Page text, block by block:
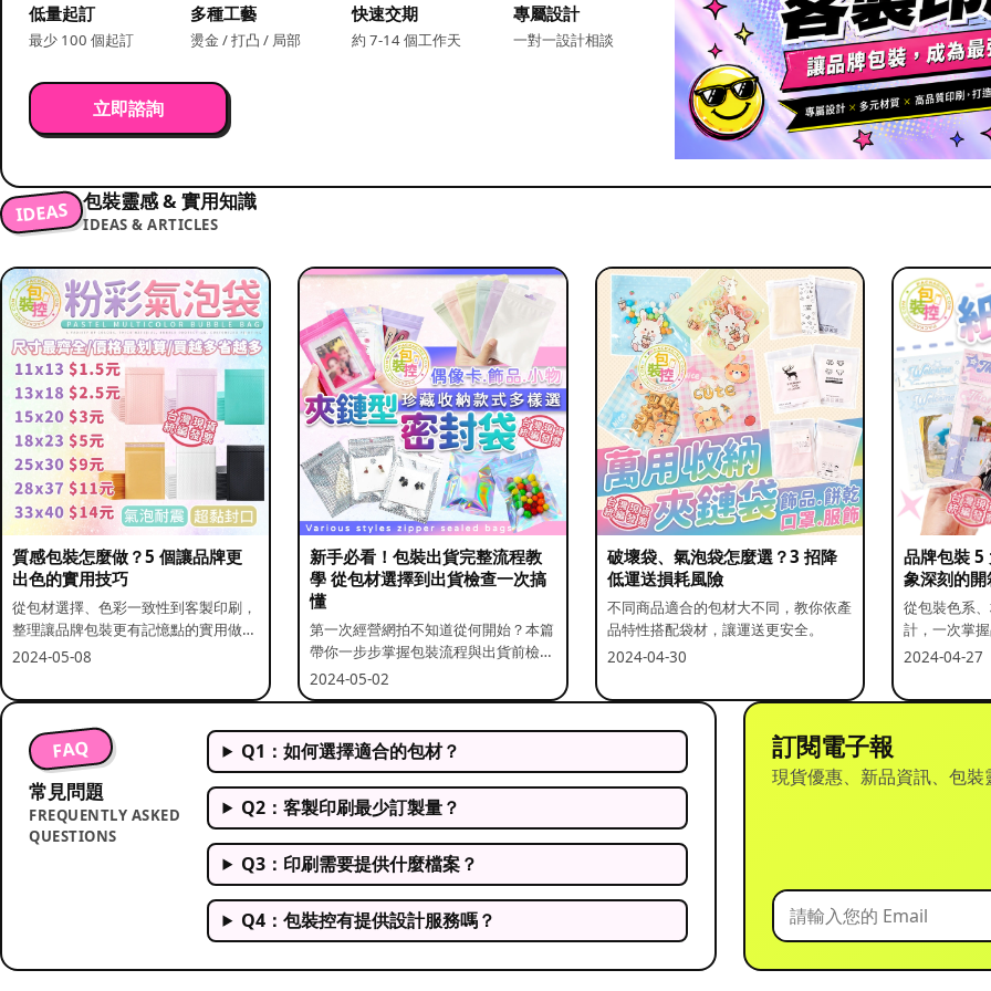
低量起訂
最少 100 個起訂
多種工藝
燙金 / 打凸 / 局部
快速交期
約 7-14 個工作天
專屬設計
一對一設計相談
立即諮詢
IDEAS 包裝靈感 & 實用知識
IDEAS & ARTICLES
質感包裝怎麼做？5 個讓品牌更
出色的實用技巧
從包材選擇、色彩一致性到客製印刷，
整理讓品牌包裝更有記憶點的實用做
法。
2024-05-08
新手必看！包裝出貨完整流程教
學 從包材選擇到出貨檢查一次搞
懂
第一次經營網拍不知道從何開始？本篇
帶你一步步掌握包裝流程與出貨前檢查
重點。
2024-05-02
破壞袋、氣泡袋怎麼選？3 招降
低運送損耗風險
不同商品適合的包材大不同，教你依產
品特性搭配袋材，讓運送更安全。
2024-04-30
品牌包裝 5
象深刻的
從包裝色系
計，一次掌
2024-04-27
FAQ
常見問題
FREQUENTLY ASKED
QUESTIONS
Q1：如何選擇適合的包材？
Q2：客製印刷最少訂製量？
Q3：印刷需要提供什麼檔案？
Q4：包裝控有提供設計服務嗎？
訂閱電子報
現貨優惠、新品資訊、包裝